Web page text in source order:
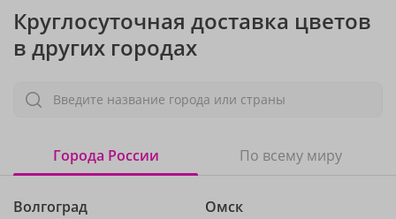
Круглосуточная доставка цветов
в других городах
Введите название города или страны
Города России По всему миру
Волгоград
Омск